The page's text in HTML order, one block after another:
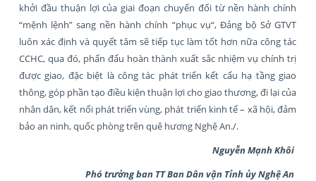
khởi đầu thuận lợi của giai đoạn chuyển đổi từ nền hành chính
“mệnh lệnh” sang nền hành chính “phục vụ“, Đảng bộ Sở GTVT
luôn xác định và quyết tâm sẽ tiếp tục làm tốt hơn nữa công tác
CCHC, qua đó, phấn đấu hoàn thành xuất sắc nhiệm vụ chính trị
được giao, đặc biệt là công tác phát triển kết cấu hạ tầng giao
thông, góp phần tạo điều kiện thuận lợi cho giao thương, đi lại của
nhân dân, kết nối phát triển vùng, phát triển kinh tế – xã hội, đảm
bảo an ninh, quốc phòng trên quê hương Nghệ An./.
Nguyễn Mạnh Khôi
Phó trưởng ban TT Ban Dân vận Tỉnh ủy Nghệ An